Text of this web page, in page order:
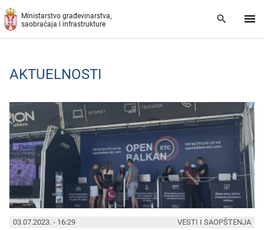
Preskoči na glavni deo sadržaja
Ministarstvo građevinarstva,
saobraćaja i infrastrukture
AKTUELNOSTI
03.07.2023. - 16:29 VESTI I SAOPŠTENJA
PAGES